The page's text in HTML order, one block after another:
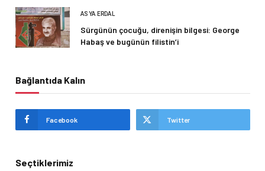
ASYA ERDAL
Sürgünün çocuğu, direnişin bilgesi: George
Habaş ve bugünün filistin’i
Bağlantıda Kalın
Facebook Twitter
Seçtiklerimiz